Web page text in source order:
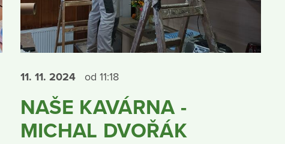
11. 11. 2024 od 11:18
NAŠE KAVÁRNA -
MICHAL DVOŘÁK